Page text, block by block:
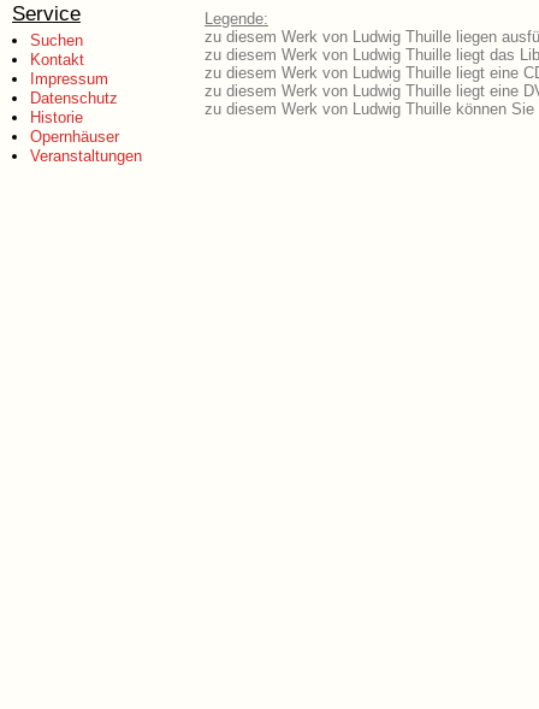
Service
Suchen
Kontakt
Impressum
Datenschutz
Historie
Opernhäuser
Veranstaltungen
Legende:
zu diesem Werk von Ludwig Thuille liegen
zu diesem Werk von Ludwig Thuille liegt das
zu diesem Werk von Ludwig Thuille liegt eine
zu diesem Werk von Ludwig Thuille liegt eine
zu diesem Werk von Ludwig Thuille können